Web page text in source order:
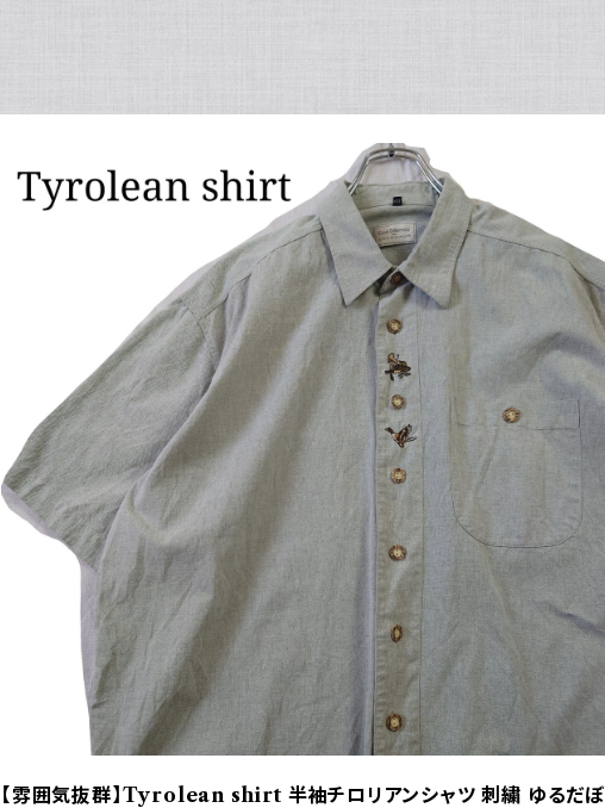
【雰囲気抜群】Tyrolean shirt 半袖チロリアンシャツ 刺繍 ゆるだぼ